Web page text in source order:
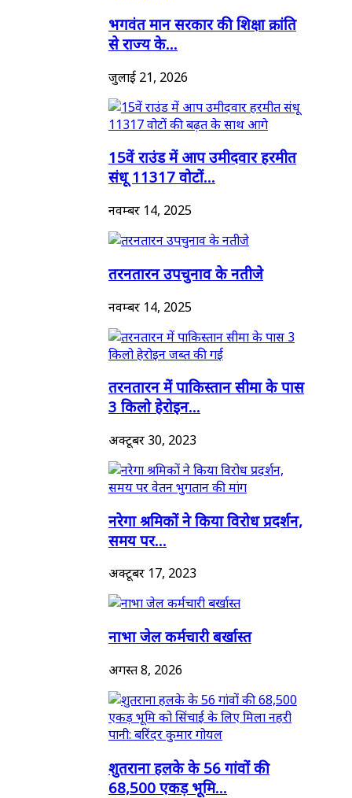
भगवंत मान सरकार की शिक्षा क्रांति
से राज्य के...
जुलाई 21, 2026
15वें राउंड में आप उमीदवार हरमीत
संधू 11317 वोटों...
नवम्बर 14, 2025
तरनतारन उपचुनाव के नतीजे
नवम्बर 14, 2025
तरनतारन में पाकिस्तान सीमा के पास
3 किलो हेरोइन...
अक्टूबर 30, 2023
नरेगा श्रमिकों ने किया विरोध प्रदर्शन,
समय पर...
अक्टूबर 17, 2023
नाभा जेल कर्मचारी बर्खास्त
अगस्त 8, 2026
शुतराना हलके के 56 गांवों की
68,500 एकड़ भूमि...